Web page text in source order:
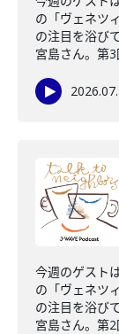
の「ヴェネツ
の注目を浴び
宮島さん。第
今週のゲスト
の「ヴェネツ
の注目を浴び
宮島さん。第